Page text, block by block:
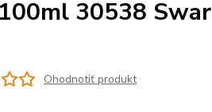
30538
Ohodnotiť produkt